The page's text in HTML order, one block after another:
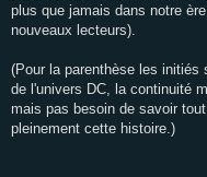
plus que jamais dans notre
nouveaux lecteurs).
(Pour la parenthèse les initiés
de l'univers DC, la continuité
mais pas besoin de savoir
pleinement cette histoire.)